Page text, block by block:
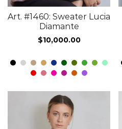
Art. #1460: Sweater Lucia
Diamante
$10,000.00